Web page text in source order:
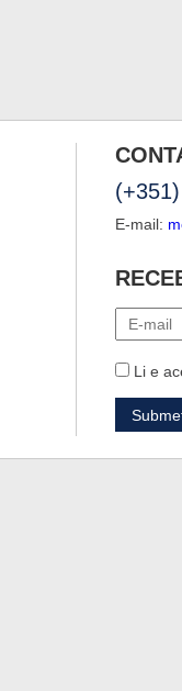
E-mail:
Li e